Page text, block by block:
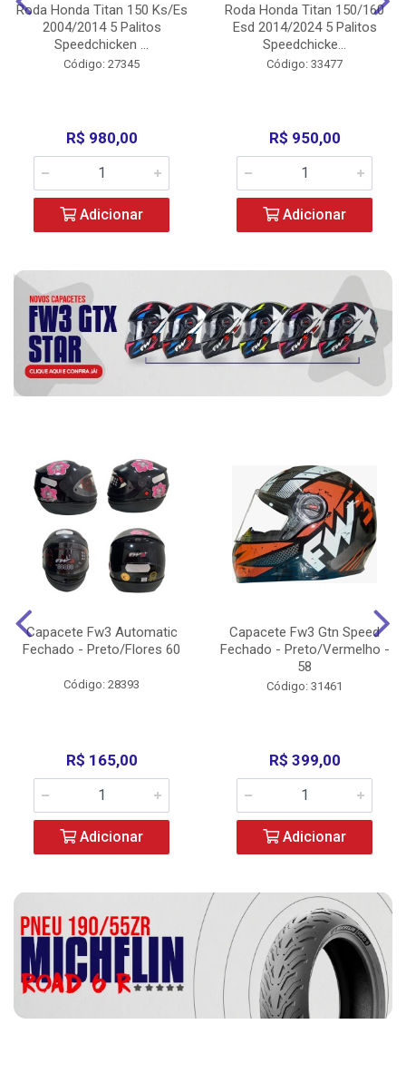
Roda Honda Titan 150 Ks/Es
2004/2014 5 Palitos
Speedchicken ...
Código: 27345
R$ 980,00
Adicionar
Roda Honda Titan 150/160
Esd 2014/2024 5 Palitos
Speedchicke...
Código: 33477
R$ 950,00
Adicionar
Capacete Fw3 Automatic
Fechado - Preto/Flores 60
Código: 28393
R$ 165,00
Adicionar
Capacete Fw3 Gtn Speed
Fechado - Preto/Vermelho -
58
Código: 31461
R$ 399,00
Adicionar